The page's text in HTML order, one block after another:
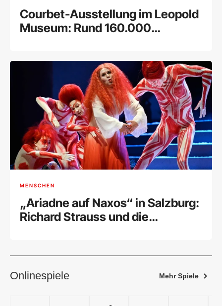
Courbet-Ausstellung im Leopold
Museum: Rund 160.000
MENSCHEN
„Ariadne auf Naxos“ in Salzburg:
Richard Strauss und die
Onlinespiele Mehr Spiele